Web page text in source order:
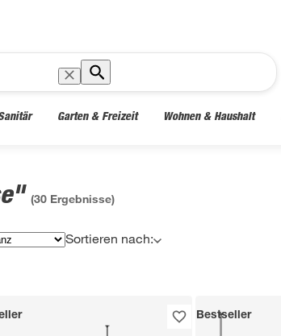
Garten & Freizeit Wohnen & Haushalt
(30 Ergebnisse)
Sortieren nach:
Bestseller